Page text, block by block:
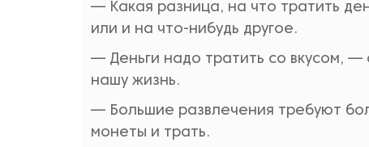
— Какая разница, на что тратить
или и на что-нибудь другое.
— Деньги надо тратить со вкусом, —
нашу жизнь.
— Большие развлечения требуют
монеты и трать.